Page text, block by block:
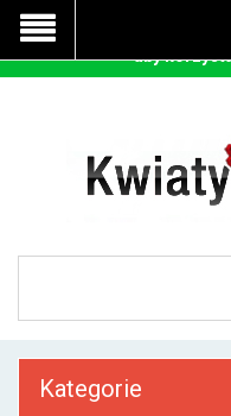
Kategorie
Nasza strona korzysta z
prawidłowego
aby